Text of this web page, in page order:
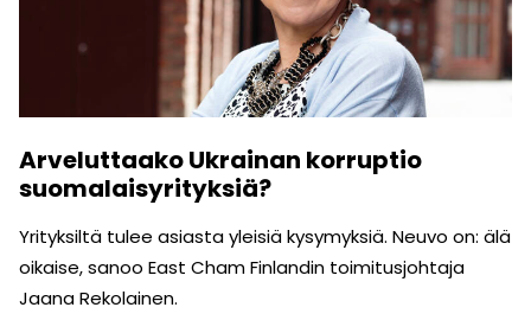
Arveluttaako Ukrainan korruptio
suomalaisyrityksiä?
Yrityksiltä tulee asiasta yleisiä kysymyksiä. Neuvo on: älä
oikaise, sanoo East Cham Finlandin toimitusjohtaja
Jaana Rekolainen.